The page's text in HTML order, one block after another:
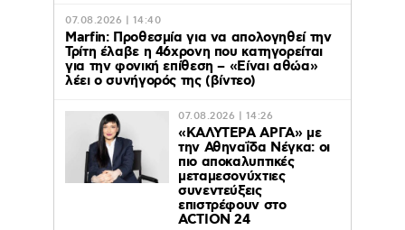
07.08.2026 | 14:40
Marfin: Προθεσμία για να απολογηθεί την
Τρίτη έλαβε η 46χρονη που κατηγορείται
για την φονική επίθεση – «Είναι αθώα»
λέει ο συνήγορός της (βίντεο)
07.08.2026 | 14:26
«ΚΑΛΥΤΕΡΑ ΑΡΓΑ» με
την Αθηναΐδα Νέγκα: οι
πιο αποκαλυπτικές
μεταμεσονύχτιες
συνεντεύξεις
επιστρέφουν στο
ACTION 24